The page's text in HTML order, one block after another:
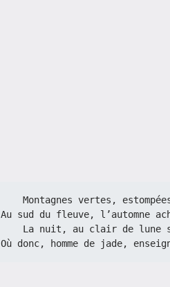
Montagnes vertes,
Au sud du fleuve, l’automne
La nuit, au clair de
Où donc, homme de jade,